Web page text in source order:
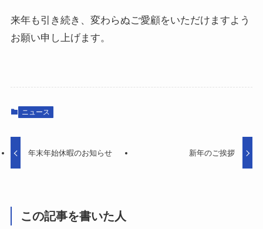
来年も引き続き、変わらぬご愛顧をいただけますよう
お願い申し上げます。
ニュース
年末年始休暇のお知らせ 新年のご挨拶
この記事を書いた人